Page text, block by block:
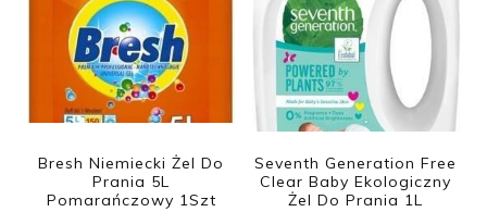
Bresh Niemiecki Żel Do
Prania 5L
Pomarańczowy 1Szt
Seventh Generation Free
Clear Baby Ekologiczny
Żel Do Prania 1L